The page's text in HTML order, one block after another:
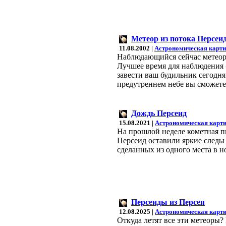
Метеор из потока
11.08.2002 | Астрономическая
Наблюдающийся сейчас
Лучшее время для наблюдения
завести ваш будильник
предутреннем небе вы
Дождь Персеид
15.08.2021 | Астрономическая
На прошлой неделе кометная
Персеид оставили яркие
сделанных из одного места в
Персеиды из Персея
12.08.2025 | Астрономическая
Откуда летят все эти